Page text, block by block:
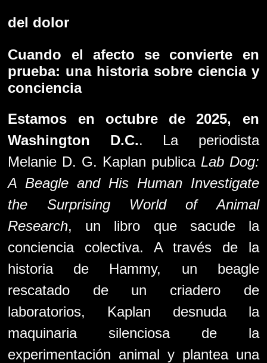
del dolor
Cuando el afecto se convierte en
prueba: una historia sobre ciencia y
conciencia
Estamos en octubre de 2025, en
Washington D.C.. La periodista
Melanie D. G. Kaplan publica Lab Dog:
A Beagle and His Human Investigate
the Surprising World of Animal
Research, un libro que sacude la
conciencia colectiva. A través de la
historia de Hammy, un beagle
rescatado de un criadero de
laboratorios, Kaplan desnuda la
maquinaria silenciosa de la
experimentación animal y plantea una